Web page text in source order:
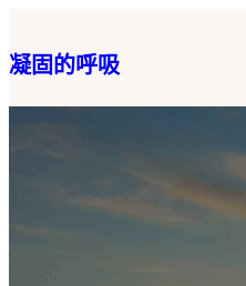
至
主
凝固的呼吸